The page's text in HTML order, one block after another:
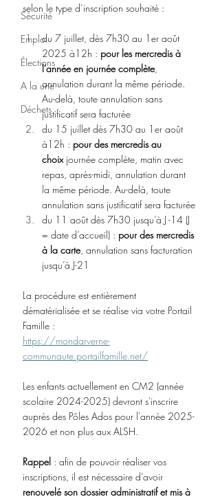
Sécurité
Emploi
Élections
A la une
Déchets
selon le type d’inscription souhaité :
du 7 juillet, dès 7h30 au 1er août
2025 à12h : pour les mercredis à
l’année en journée complète
annulation durant la même période.
Au-delà, toute annulation sans
justificatif sera facturée
du 15 juillet dès 7h30 au 1er août
à12h : pour des mercredis au
choix journée complète, matin avec
repas, après-midi, annulation durant
la même période. Au-delà, toute
annulation sans justificatif sera facturée
du 11 août dès 7h30 jusqu’à J -14 (J
= date d’accueil) : pour des mercredis
à la carte , annulation sans facturation
jusqu’à J-21
La procédure est entièrement
dématérialisée et se réalise via votre Portail
Famille :
https://mondarverne-
communaute.portailfamille.net/
Les enfants actuellement en CM2 (année
scolaire 2024-2025) devront s'inscrire
auprès des Pôles Ados pour l'année 2025-
2026 et non plus aux ALSH.
Rappel : afin de pouvoir réaliser vos
inscriptions, il est nécessaire d’avoir
renouvelé son dossier administratif et mis à